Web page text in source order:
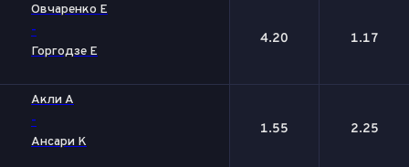
Овчаренко Е
-
Горгодзе Е
4.20 1.17
Акли А
-
Ансари К
1.55 2.25